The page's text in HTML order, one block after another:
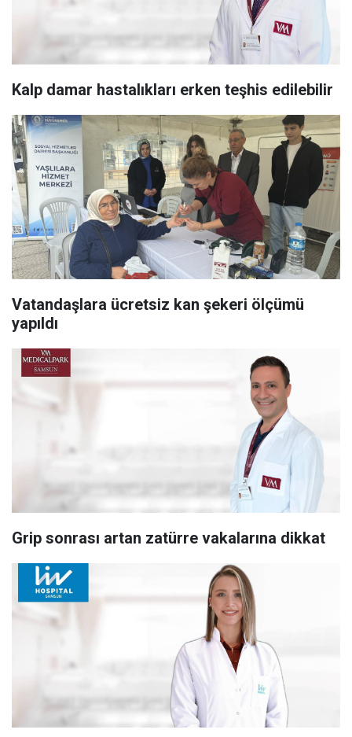
Kalp damar hastalıkları erken teşhis edilebilir
Vatandaşlara ücretsiz kan şekeri ölçümü
yapıldı
Grip sonrası artan zatürre vakalarına dikkat